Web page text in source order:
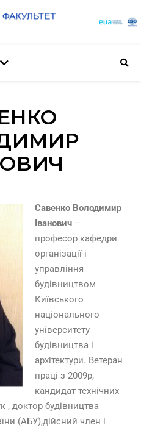
Савенко Володимир
Іванович –
професор кафедри
організації і
управління
будівництвом
Київського
національного
університету
будівництва і
архітектури. Ветеран
праці з 2009р,
кандидат технічних
, доктор будівництва
(АБУ),дійсний член і